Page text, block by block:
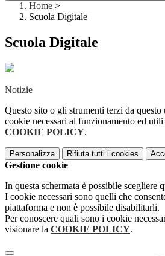
Home >
Scuola Digitale
Scuola Digitale
Notizie
Questo sito o gli strumenti terzi da
cookie necessari al funzionamento ed
COOKIE POLICY.
Personalizza Rifiuta tutti i cookies
Gestione cookie
In questa schermata è possibile scegliere
I cookie necessari sono quelli che
piattaforma e non è possibile disabilitarli.
Per conoscere quali sono i cookie
visionare la COOKIE POLICY.